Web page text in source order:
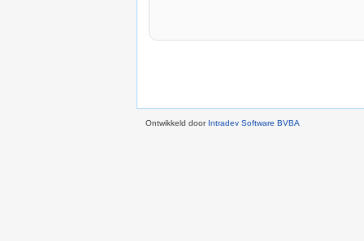
Ontwikkeld door Intradev Software BVBA